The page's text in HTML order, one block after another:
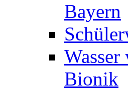
Bayern
Bionik